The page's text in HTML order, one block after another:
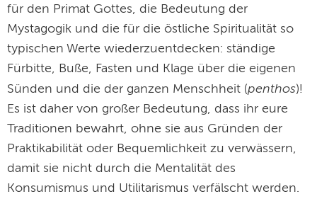
für den Primat Gottes, die Bedeutung der
Mystagogik und die für die östliche Spiritualität so
typischen Werte wiederzuentdecken: ständige
Fürbitte, Buße, Fasten und Klage über die eigenen
Sünden und die der ganzen Menschheit (penthos)!
Es ist daher von großer Bedeutung, dass ihr eure
Traditionen bewahrt, ohne sie aus Gründen der
Praktikabilität oder Bequemlichkeit zu verwässern,
damit sie nicht durch die Mentalität des
Konsumismus und Utilitarismus verfälscht werden.